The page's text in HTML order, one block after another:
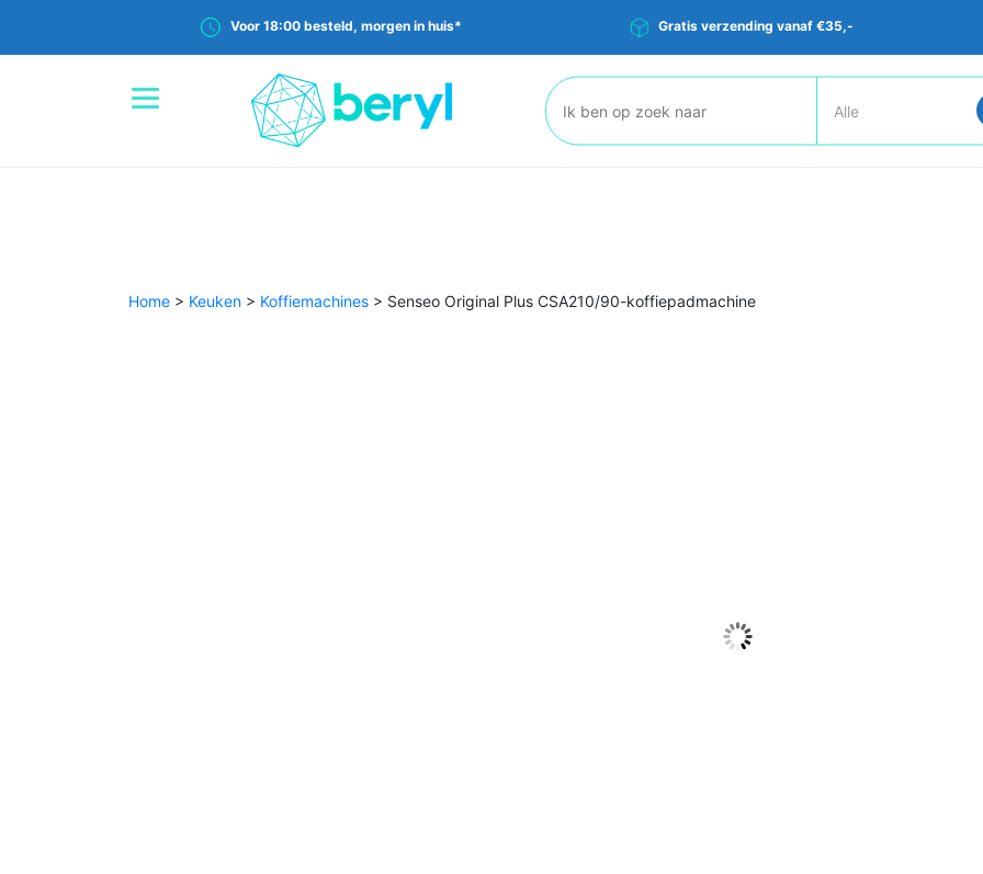
Voor 18:00 besteld, morgen in huis* Gratis verzending vanaf €35,-
Zoeken:
Home > Keuken > Koffiemachines > Senseo Original Plus CSA210/90-koffiepadmachine